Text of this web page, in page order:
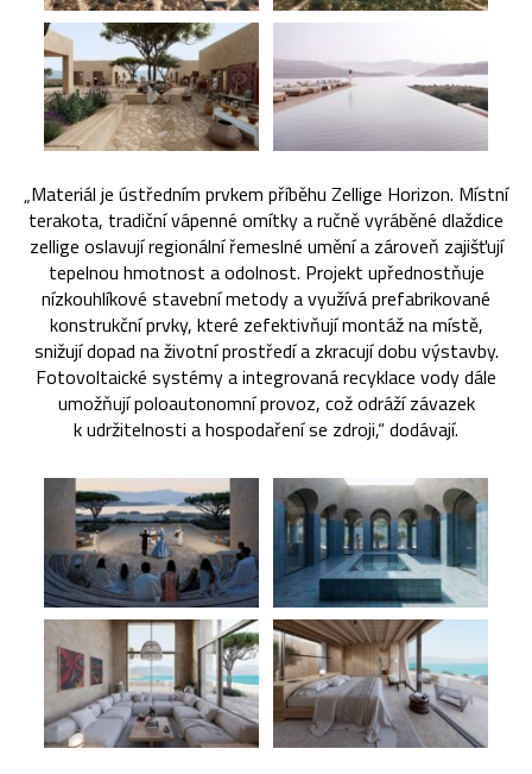
„Materiál je ústředním prvkem příběhu Zellige Horizon. Místní
terakota, tradiční vápenné omítky a ručně vyráběné dlaždice
zellige oslavují regionální řemeslné umění a zároveň zajišťují
tepelnou hmotnost a odolnost. Projekt upřednostňuje
nízkouhlíkové stavební metody a využívá prefabrikované
konstrukční prvky, které zefektivňují montáž na místě,
snižují dopad na životní prostředí a zkracují dobu výstavby.
Fotovoltaické systémy a integrovaná recyklace vody dále
umožňují poloautonomní provoz, což odráží závazek
k udržitelnosti a hospodaření se zdroji,“ dodávají.